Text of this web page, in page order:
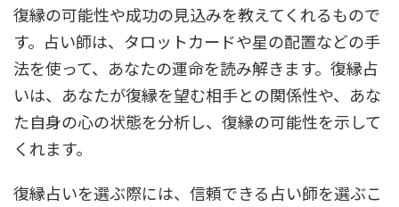
復縁の可能性や成功の見込みを教えてくれるもので
す。占い師は、タロットカードや星の配置などの手
法を使って、あなたの運命を読み解きます。復縁占
いは、あなたが復縁を望む相手との関係性や、あな
た自身の心の状態を分析し、復縁の可能性を示して
くれます。
復縁占いを選ぶ際には、信頼できる占い師を選ぶこ